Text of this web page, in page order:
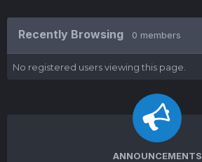
Recently Browsing 0 members
No registered users viewing this page.
ANNOUNCEMENTS